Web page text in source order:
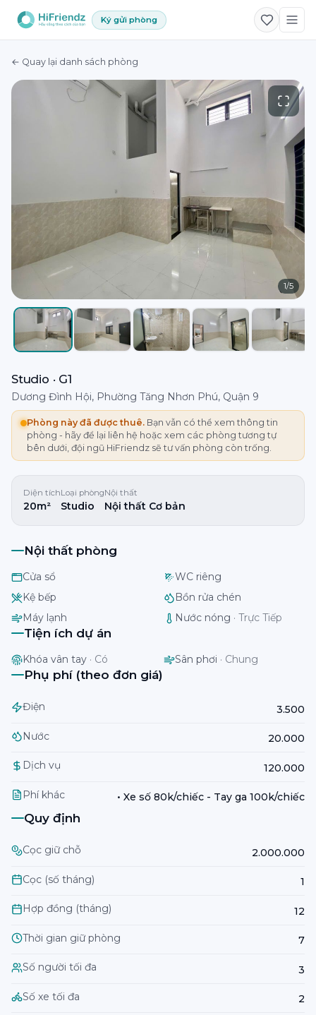
Ký gửi phòng
← Quay lại danh sách phòng
1/5
Studio · G1
Dương Đình Hội, Phường Tăng Nhơn Phú, Quận 9
Phòng này đã được thuê. Bạn vẫn có thể xem thông tin
phòng - hãy để lại liên hệ hoặc xem các phòng tương tự
bên dưới, đội ngũ HiFriendz sẽ tư vấn phòng còn trống.
Diện tích
20m²
Loại phòng
Studio
Nội thất
Nội thất Cơ bản
Nội thất phòng
Cửa sổ
WC riêng
Kệ bếp
Bồn rửa chén
Máy lạnh
Nước nóng · Trực Tiếp
Tiện ích dự án
Khóa vân tay · Có Sân phơi · Chung
Phụ phí (theo đơn giá)
Điện 3.500
Nước 20.000
Dịch vụ 120.000
Phí khác • Xe số 80k/chiếc - Tay ga 100k/chiếc
Quy định
Cọc giữ chỗ 2.000.000
Cọc (số tháng) 1
Hợp đồng (tháng) 12
Thời gian giữ phòng 7
Số người tối đa 3
Số xe tối đa 2